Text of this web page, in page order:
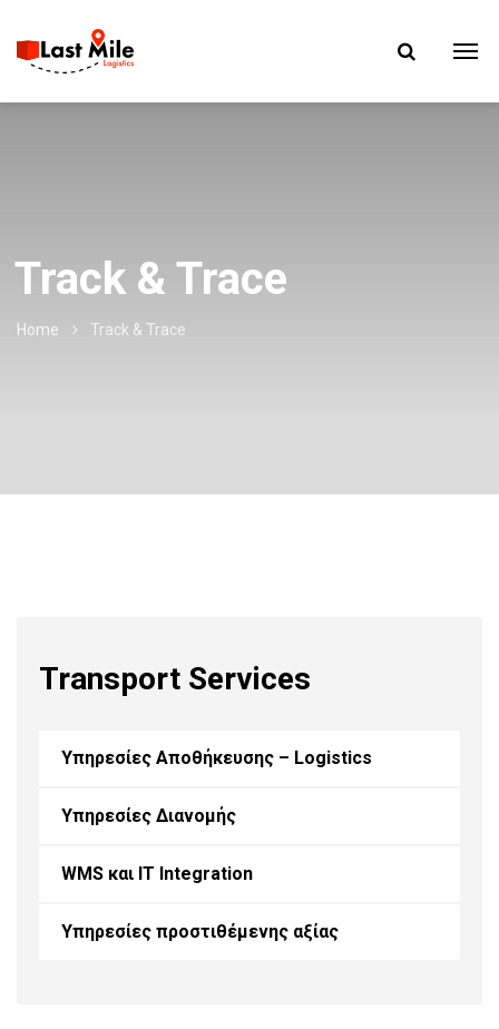
Track & Trace
Home Track & Trace
Transport Services
Υπηρεσίες Αποθήκευσης – Logistics
Υπηρεσίες Διανομής
WMS και IT Integration
Υπηρεσίες προστιθέμενης αξίας